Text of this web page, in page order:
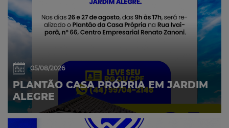
05/08/2026
PLANTÃO CASA PRÓPRIA EM JARDIM
ALEGRE